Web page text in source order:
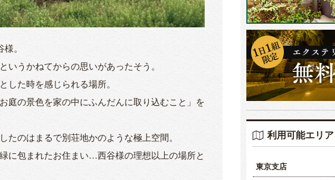
。
うかねてからの思いがあったそう。
た時を感じられる場所。
庭の景色を家の中にふんだんに取り込むこと」を
のはまるで別荘地かのような極上空間。
に包まれたお住まい…西谷様の理想以上の場所と
利用可能エリア
東京支店